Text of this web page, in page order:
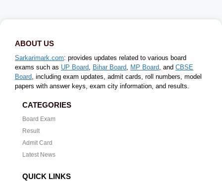
ABOUT US
Sarkarimark.com: provides updates related to various board
exams such as UP Board, Bihar Board, MP Board, and CBSE
Board, including exam updates, admit cards, roll numbers, model
papers with answer keys, exam city information, and results.
CATEGORIES
Board Exam
Result
Admit Card
Latest News
QUICK LINKS